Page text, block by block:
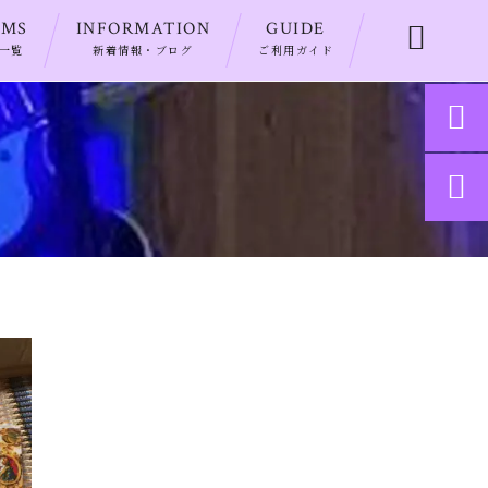
覧
INFORMATION
新着情報・ブログ
GUIDE
ご利用ガイド 

